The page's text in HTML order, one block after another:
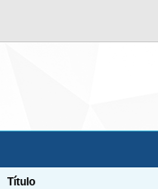
Título